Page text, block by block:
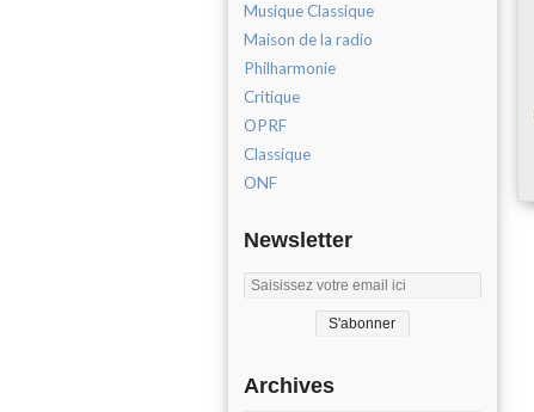
Musique Classique
Maison de la radio
Philharmonie
Critique
OPRF
Classique
ONF
Newsletter
Archives